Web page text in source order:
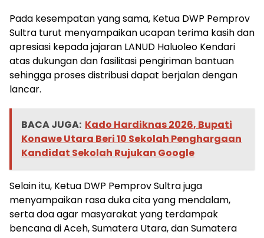
Pada kesempatan yang sama, Ketua DWP Pemprov
Sultra turut menyampaikan ucapan terima kasih dan
apresiasi kepada jajaran LANUD Haluoleo Kendari
atas dukungan dan fasilitasi pengiriman bantuan
sehingga proses distribusi dapat berjalan dengan
lancar.
BACA JUGA: Kado Hardiknas 2026, Bupati
Konawe Utara Beri 10 Sekolah Penghargaan
Kandidat Sekolah Rujukan Google
Selain itu, Ketua DWP Pemprov Sultra juga
menyampaikan rasa duka cita yang mendalam,
serta doa agar masyarakat yang terdampak
bencana di Aceh, Sumatera Utara, dan Sumatera